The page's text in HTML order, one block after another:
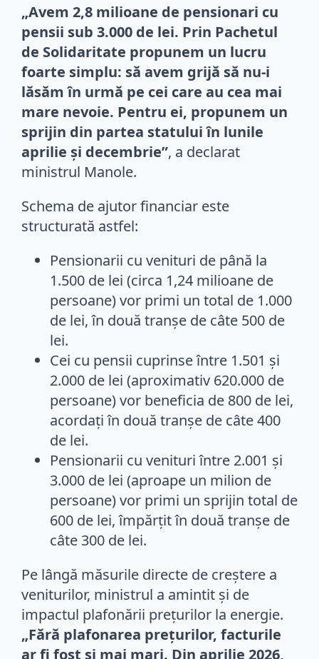
„Avem 2,8 milioane de pensionari cu
pensii sub 3.000 de lei. Prin Pachetul
de Solidaritate propunem un lucru
foarte simplu: să avem grijă să nu-i
lăsăm în urmă pe cei care au cea mai
mare nevoie. Pentru ei, propunem un
sprijin din partea statului în lunile
aprilie și decembrie”, a declarat
ministrul Manole.
Schema de ajutor financiar este
structurată astfel:
Pensionarii cu venituri de până la
1.500 de lei (circa 1,24 milioane de
persoane) vor primi un total de 1.000
de lei, în două tranșe de câte 500 de
lei.
Cei cu pensii cuprinse între 1.501 și
2.000 de lei (aproximativ 620.000 de
persoane) vor beneficia de 800 de lei,
acordați în două tranșe de câte 400
de lei.
Pensionarii cu venituri între 2.001 și
3.000 de lei (aproape un milion de
persoane) vor primi un sprijin total de
600 de lei, împărțit în două tranșe de
câte 300 de lei.
Pe lângă măsurile directe de creștere a
veniturilor, ministrul a amintit și de
impactul plafonării prețurilor la energie.
„Fără plafonarea prețurilor, facturile
ar fi fost și mai mari. Din aprilie 2026,